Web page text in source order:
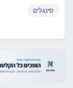
סינגלים